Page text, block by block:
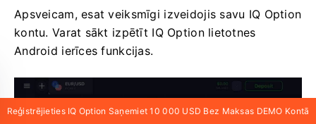
Apsveicam, esat veiksmīgi izveidojis savu IQ Option
kontu. Varat sākt izpētīt IQ Option lietotnes
Android ierīces funkcijas.
Reģistrējieties IQ Option Saņemiet 10 000 USD Bez Maksas DEMO Kontā